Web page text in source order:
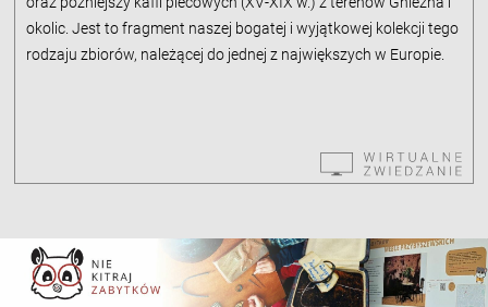
okolic. Jest to fragment naszej bogatej i wyjątkowej kolekcji tego
rodzaju zbiorów, należącej do jednej z największych w Europie.